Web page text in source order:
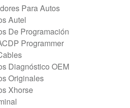
Para Autos
Autel
De Programación
Programmer
Diagnóstico OEM
Originales
Xhorse